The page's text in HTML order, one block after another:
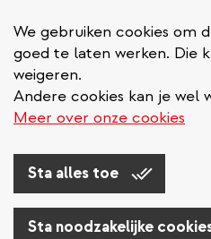
We gebruiken cookies om
goed te laten werken. Die
weigeren.
Andere cookies kan je wel
Meer over onze cookies
Sta alles toe
Sta noodzakelijke